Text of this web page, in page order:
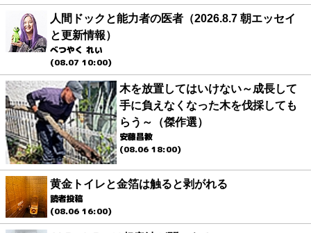
人間ドックと能力者の医者（2026.8.7 朝エッセイ
と更新情報）
べつやく れい
(08.07 10:00)
木を放置してはいけない～成長して
手に負えなくなった木を伐採しても
らう～（傑作選）
安藤昌教
(08.06 18:00)
黄金トイレと金箔は触ると剥がれる
読者投稿
(08.06 16:00)